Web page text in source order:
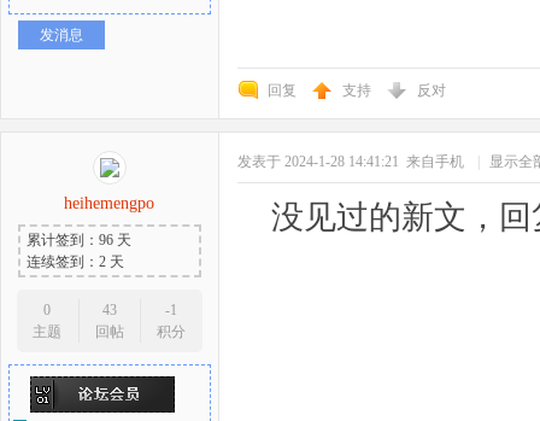
发消息
回复 支持 反对
heihemengpo
累计签到：96 天
连续签到：2 天
0
主题
43
回帖
-1
积分
发表于 2024-1-28 14:41:21 来自手机 显示全
没见过的新文，